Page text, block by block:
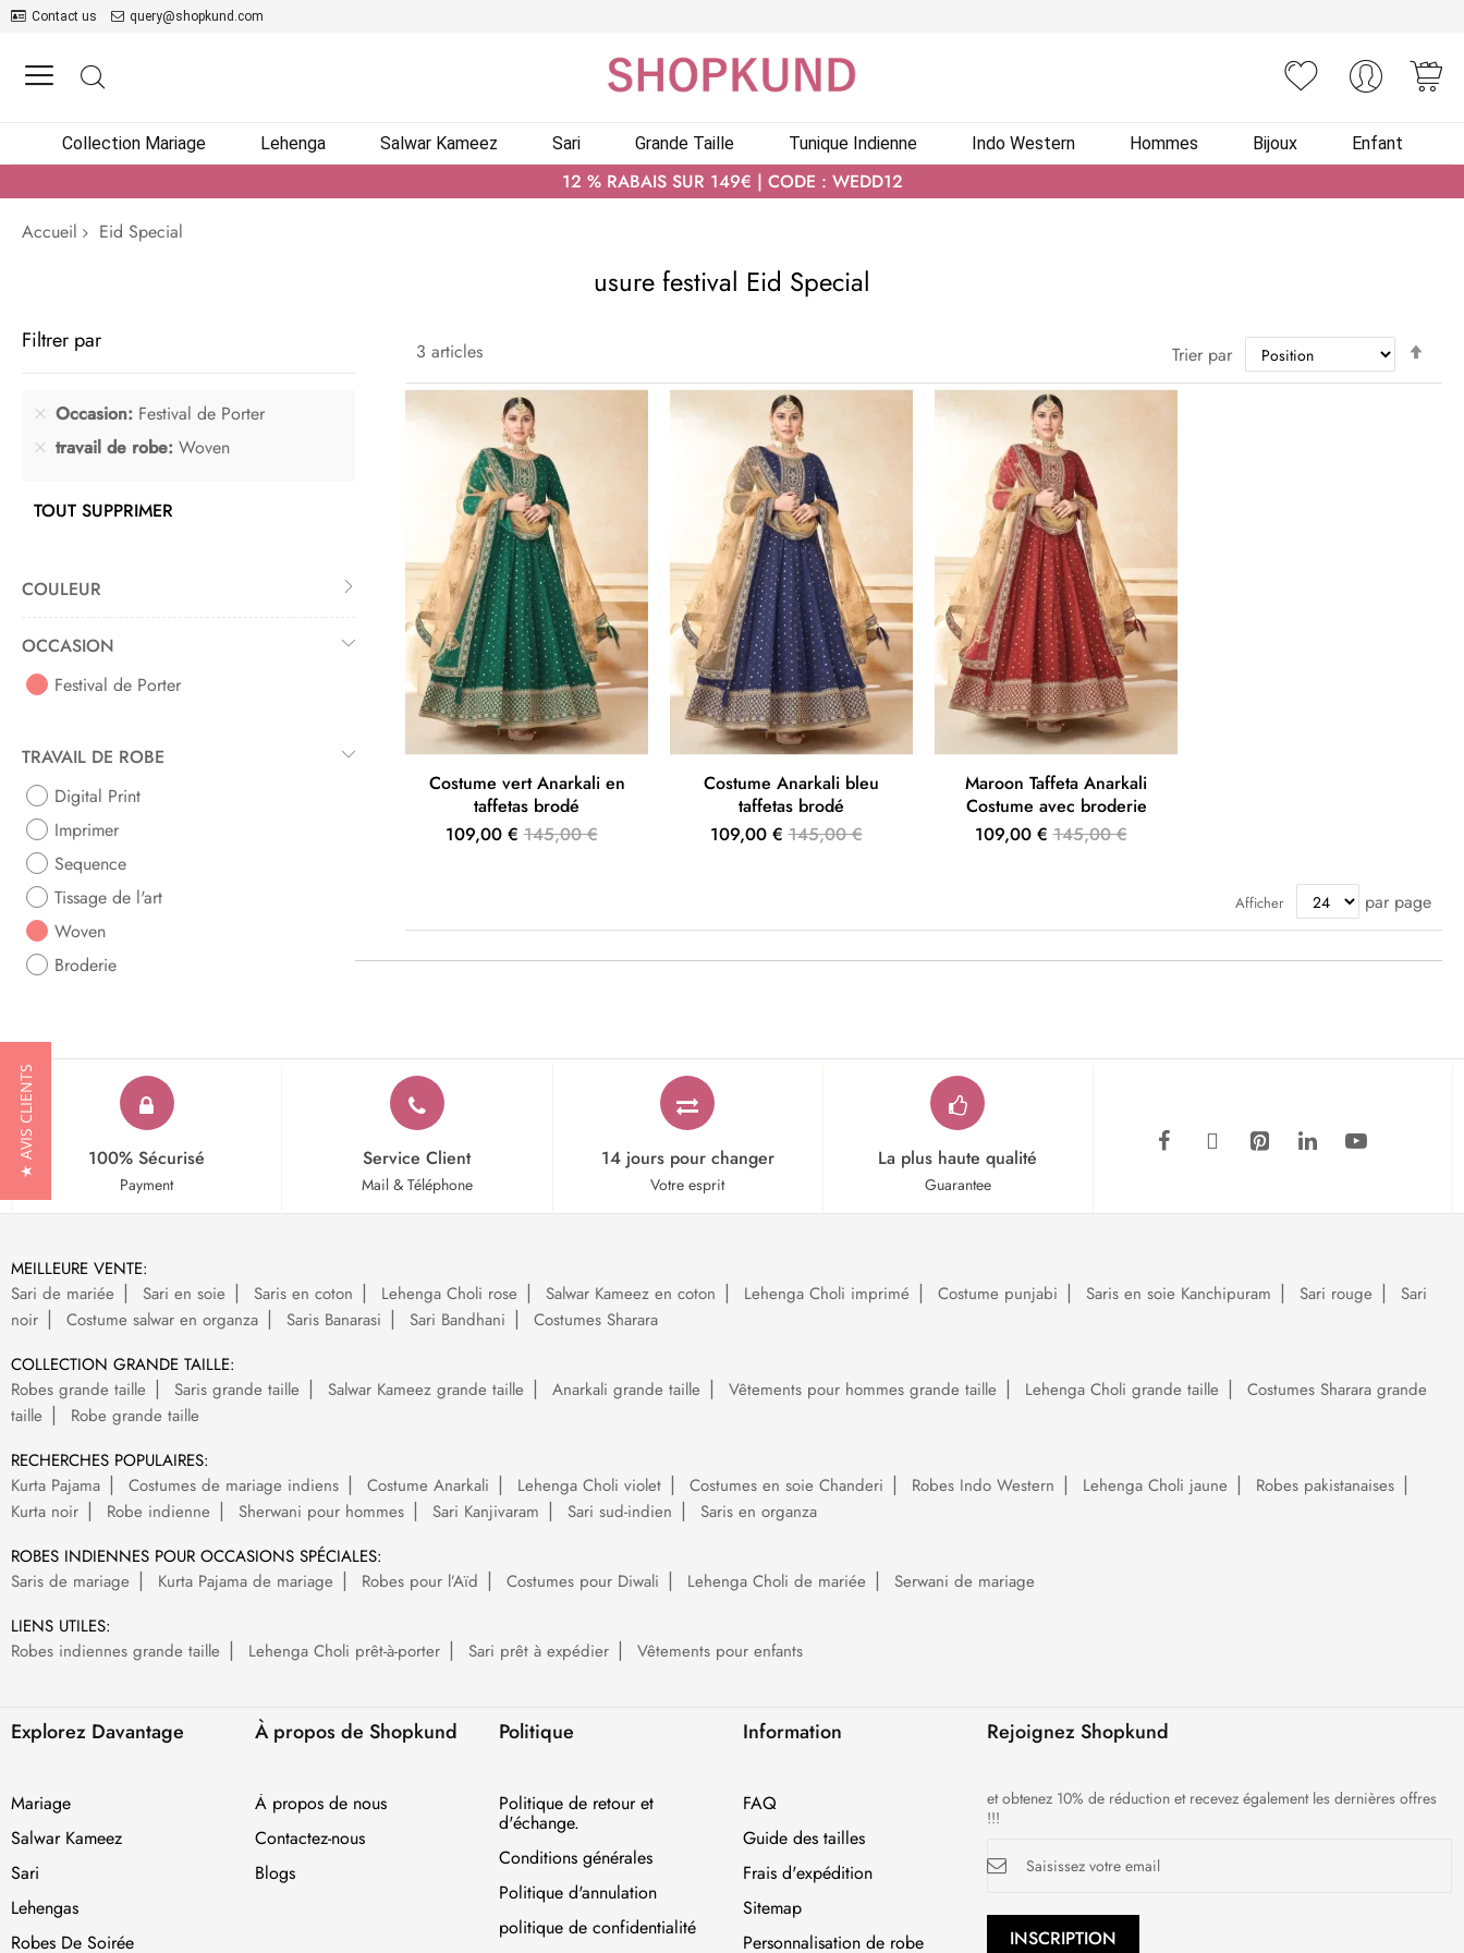
Contact us query@shopkund.com
Collection Mariage Lehenga Salwar Kameez Sari Grande Taille Tunique Indienne Indo Western Hommes Bijoux Enfant
12 % RABAIS SUR 149€ | CODE : WEDD12
Accueil
Eid Special
usure festival Eid Special
3 articles Trier par
Costume vert Anarkali en
taffetas brodé
109,00 € 145,00 €
Costume Anarkali bleu
taffetas brodé
109,00 € 145,00 €
Maroon Taffeta Anarkali
Costume avec broderie
109,00 € 145,00 €
Afficher par page
Filtrer par
Occasion Festival de Porter
travail de robe Woven
TOUT SUPPRIMER
COULEUR
OCCASION
Festival de Porter
TRAVAIL DE ROBE
Digital Print
Imprimer
Sequence
Tissage de l'art
Woven
Broderie
100% Sécurisé
Payment
Service Client
Mail & Téléphone
14 jours pour changer
Votre esprit
La plus haute qualité
Guarantee
MEILLEURE VENTE:
Sari de mariée
Sari en soie Saris en coton Lehenga Choli rose Salwar Kameez en coton Lehenga Choli imprimé Costume punjabi Saris en soie Kanchipuram Sari rouge
Sari
noir
Costume salwar en organza Saris Banarasi Sari Bandhani
Costumes Sharara
COLLECTION GRANDE TAILLE:
Robes grande taille
Saris grande taille Salwar Kameez grande taille Anarkali grande taille Vêtements pour hommes grande taille Lehenga Choli grande taille
Costumes Sharara grande
taille
Robe grande taille
RECHERCHES POPULAIRES:
Kurta Pajama
Costumes de mariage indiens Costume Anarkali Lehenga Choli violet Costumes en soie Chanderi Robes Indo Western Lehenga Choli jaune
Robes pakistanaises
Kurta noir
Robe indienne Sherwani pour hommes Sari Kanjivaram Sari sud-indien
Saris en organza
ROBES INDIENNES POUR OCCASIONS SPÉCIALES:
Saris de mariage
Kurta Pajama de mariage Robes pour l’Aïd Costumes pour Diwali Lehenga Choli de mariée
Serwani de mariage
LIENS UTILES:
Robes indiennes grande taille
Lehenga Choli prêt-à-porter Sari prêt à expédier Vêtements pour enfants
Explorez Davantage
Mariage
Salwar Kameez
Sari
Lehengas
Robes De Soirée
À propos de Shopkund
À propos de nous
Contactez-nous
Blogs
Politique
Politique de retour et
d'échange.
Conditions générales
Politique d'annulation
politique de confidentialité
Information
FAQ
Guide des tailles
Frais d'expédition
Sitemap
Personnalisation de robe
Rejoignez Shopkund
et obtenez 10% de réduction et recevez également les dernières offres
!!!
à
:
INSCRIPTION
★ AVIS CLIENTS